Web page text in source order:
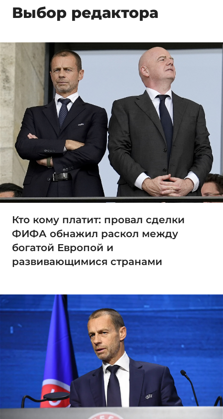
Выбор редактора
Кто кому платит: провал сделки
ФИФА обнажил раскол между
богатой Европой и
развивающимися странами